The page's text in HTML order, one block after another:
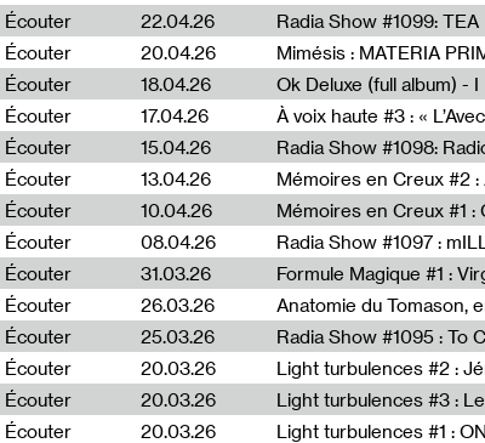
Écouter
22.04.26 Radia Show #1099:
Écouter
20.04.26 Mimésis : MATERIA
Écouter
18.04.26 Ok Deluxe (full album) -
Écouter
17.04.26 À voix haute #3 : «
Écouter
15.04.26
Écouter
13.04.26 Mémoires en Creux #2
Écouter
10.04.26 Mémoires en Creux #1
Écouter
08.04.26 Radia Show #1097 :
Écouter
31.03.26 Formule Magique #1 :
Écouter
26.03.26 Anatomie du Tomason,
Écouter
25.03.26 Radia Show #1095 : To
Écouter
20.03.26
Écouter
20.03.26 Light turbulences #3 :
Écouter
20.03.26